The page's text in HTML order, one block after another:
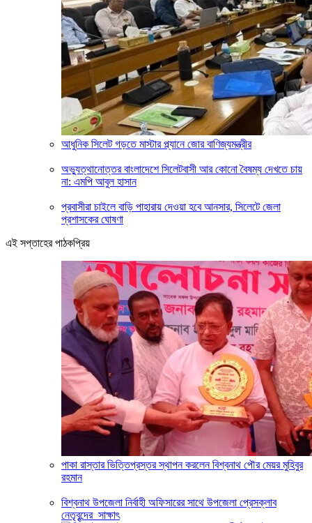
আধুনিক সিলেট গড়তে মাস্টার প্ল্যানে জোর বাণিজ্যমন্ত্রীর
অভ্যুত্থানোত্তর বাংলাদেশে সিলেটবাসী আর কোনো বৈষম্য দেখতে চায়
না: এমপি আবুল হাসান
প্রবাসীরা চাইলে বাড়ি পাহারায় দেওয়া হবে আনসার, সিলেটে জেলা
প্রশাসকের ঘোষণা
এই সপ্তাহের পাঠকপ্রিয়
পাকা রাস্তার ভিত্তিপ্রস্তর স্থাপন করলেন বিশ্বনাথ পৌর মেয়র মুহিবুর
রহমান
বিশ্বনাথ উপজেলা নির্বাহী অফিসারের সাথে উপজেলা প্রেসক্লাব
নেতৃবৃন্দের সাক্ষাৎ